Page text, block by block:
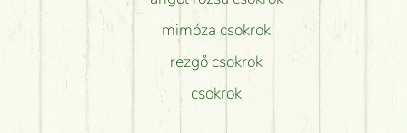
mimóza csokrok
rezgő csokrok
csokrok